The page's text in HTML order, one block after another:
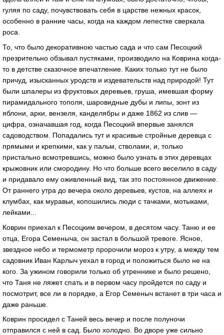
гуляя по саду, почувствовать себя в царстве нежных красок,
особенно в ранние часы, когда на каждом лепестке сверкала
роса.
То, что было декоративною частью сада и что сам Песоцкий
презрительно обзывал пустяками, производило на Коврина когда-
то в детстве сказочное впечатление. Каких только тут не было
причуд, изысканных уродств и издевательств над природой! Тут
были шпалеры из фруктовых деревьев, груша, имевшая форму
пирамидального тополя, шаровидные дубы и липы, зонт из
яблони, арки, вензеля, канделябры и даже 1862 из слив —
цифра, означавшая год, когда Песоцкий впервые занялся
садоводством. Попадались тут и красивые стройные деревца с
прямыми и крепкими, как у пальм, стволами, и, только
пристально всмотревшись, можно было узнать в этих деревцах
крыжовник или смородину. Но что больше всего веселило в саду
и придавало ему оживленный вид, так это постоянное движение.
От раннего утра до вечера около деревьев, кустов, на аллеях и
клумбах, как муравьи, копошились люди с тачками, мотыками,
лейками...
Коврин приехал к Песоцким вечером, в десятом часу. Таню и ее
отца, Егора Семеныча, он застал в большой тревоге. Ясное,
звездное небо и термометр пророчили мороз к утру, а между тем
садовник Иван Карлыч уехал в город и положиться было не на
кого. За ужином говорили только об утреннике и было решено,
что Таня не ляжет спать и в первом часу пройдется по саду и
посмотрит, все ли в порядке, а Егор Семеныч встанет в три часа и
даже раньше.
Коврин просидел с Таней весь вечер и после полуночи
отправился с ней в сад. Было холодно. Во дворе уже сильно